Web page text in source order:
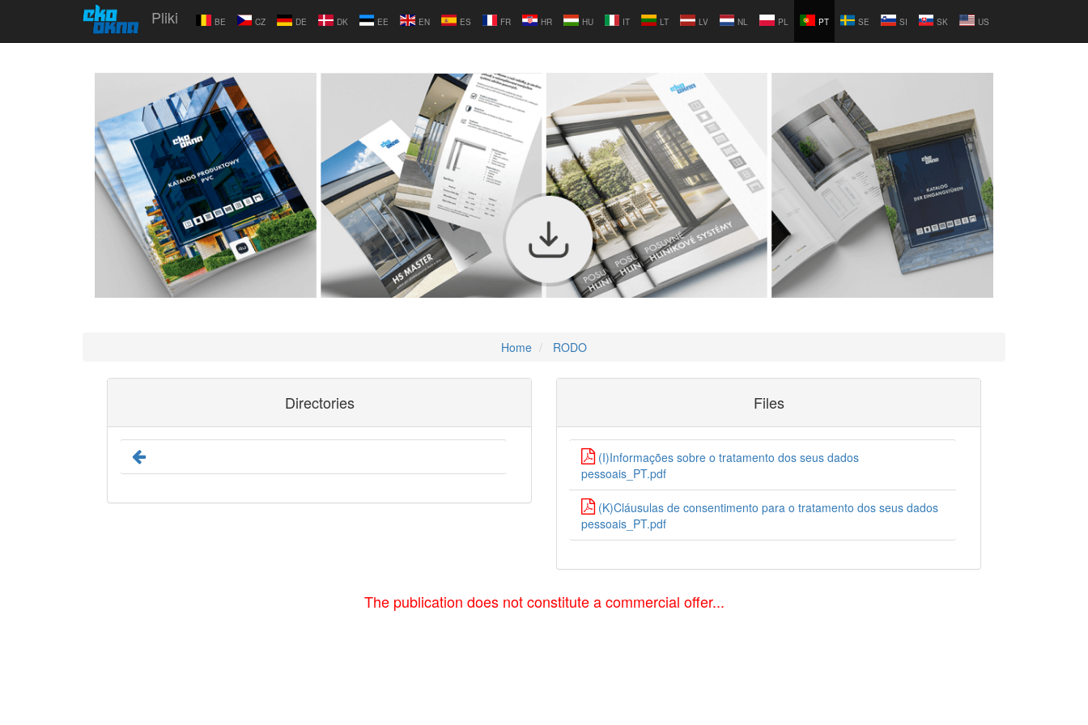
Pliki BE CZ DE DK EE EN ES FR HR HU IT LT LV NL PL PT SE SI SK US
Home RODO
Directories Files
(I)Informações sobre o tratamento dos seus dados
pessoais_PT.pdf
(K)Cláusulas de consentimento para o tratamento dos seus dados
pessoais_PT.pdf
The publication does not constitute a commercial offer...